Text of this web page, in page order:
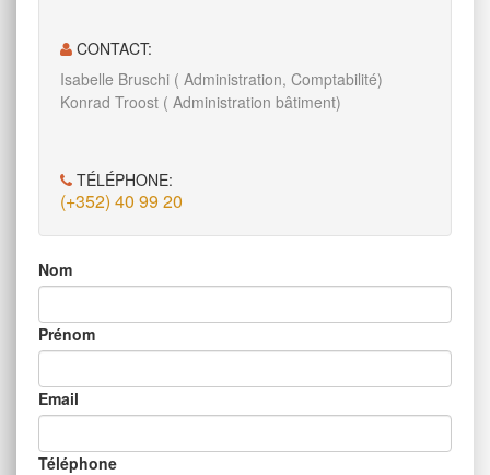
CONTACT:
Isabelle Bruschi ( Administration, Comptabilité)
Konrad Troost ( Administration bâtiment)
TÉLÉPHONE:
(+352) 40 99 20
Nom
Prénom
Email
Téléphone